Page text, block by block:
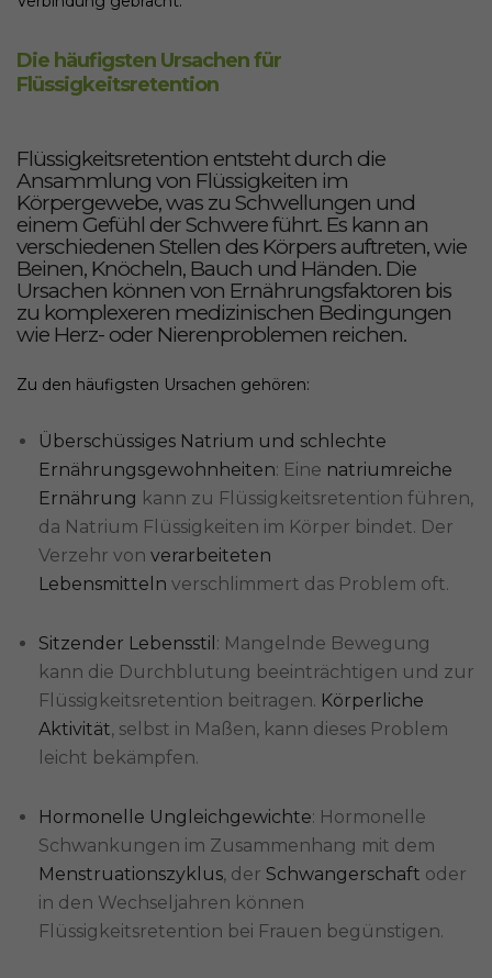
Die häufigsten Ursachen für
Flüssigkeitsretention
Flüssigkeitsretention entsteht durch die
Ansammlung von Flüssigkeiten im
Körpergewebe, was zu Schwellungen und
einem Gefühl der Schwere führt. Es kann an
verschiedenen Stellen des Körpers auftreten, wie
Beinen, Knöcheln, Bauch und Händen. Die
Ursachen können von Ernährungsfaktoren bis
zu komplexeren medizinischen Bedingungen
wie Herz- oder Nierenproblemen reichen.
Zu den häufigsten Ursachen gehören:
Überschüssiges Natrium und schlechte
Ernährungsgewohnheiten: Eine natriumreiche
Ernährung kann zu Flüssigkeitsretention führen,
da Natrium Flüssigkeiten im Körper bindet. Der
Verzehr von verarbeiteten
Lebensmitteln verschlimmert das Problem oft.
Sitzender Lebensstil : Mangelnde Bewegung
kann die Durchblutung beeinträchtigen und zur
Flüssigkeitsretention beitragen. Körperliche
Aktivität, selbst in Maßen, kann dieses Problem
leicht bekämpfen.
Hormonelle Ungleichgewichte: Hormonelle
Schwankungen im Zusammenhang mit dem
Menstruationszyklus, der Schwangerschaft oder
in den Wechseljahren können
Flüssigkeitsretention bei Frauen begünstigen.